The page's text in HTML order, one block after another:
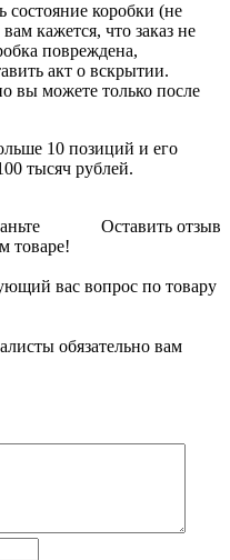
коробки (не
кажется, что заказ не
повреждена,
акт о вскрытии.
вы можете только после
10 позиций и его
тысяч рублей.
Оставить отзыв
товаре!
вас вопрос по товару
обязательно вам